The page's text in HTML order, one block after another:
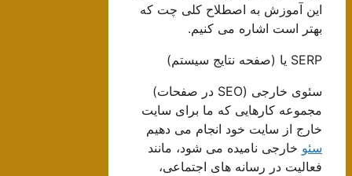
این آموزش به اصطلاح کلی چت که
بهتر است اشاره می کنیم.
SERP یا (صفحه نتایج سیستم)
سئوی خارجی (SEO در صفحات)
مجموعه کارهایی که ما برای سایت
خارج از سایت خود انجام می دهیم
سئوخارجی نامیده می شود، مانند
فعالیت در رسانه های اجتماعی،